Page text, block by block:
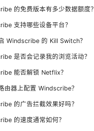
的免费版本有多少数据额度？
支持哪些设备平台？
Windscribe 的 Kill Switch？
是否会记录我的浏览活动？
能否解锁 Netflix？
由器上配置 Windscribe？
的广告拦截效果好吗？
的速度通常如何？